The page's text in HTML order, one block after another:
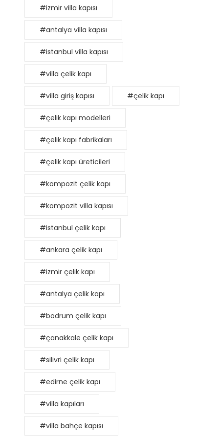
#izmir villa kapısı
#antalya villa kapısı
#istanbul villa kapısı
#villa çelik kapı
#villa giriş kapısı #çelik kapı
#çelik kapı modelleri
#çelik kapı fabrikaları
#çelik kapı üreticileri
#kompozit çelik kapı
#kompozit villa kapısı
#istanbul çelik kapı
#ankara çelik kapı
#izmir çelik kapı
#antalya çelik kapı
#bodrum çelik kapı
#çanakkale çelik kapı
#silivri çelik kapı
#edirne çelik kapı
#villa kapıları
#villa bahçe kapısı